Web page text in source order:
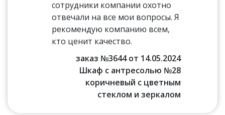
сотрудники компании охотно
отвечали на все мои вопросы. Я
рекомендую компанию всем,
кто ценит качество.
заказ №3644 от 14.05.2024
Шкаф с антресолью №28
коричневый с цветным
стеклом и зеркалом